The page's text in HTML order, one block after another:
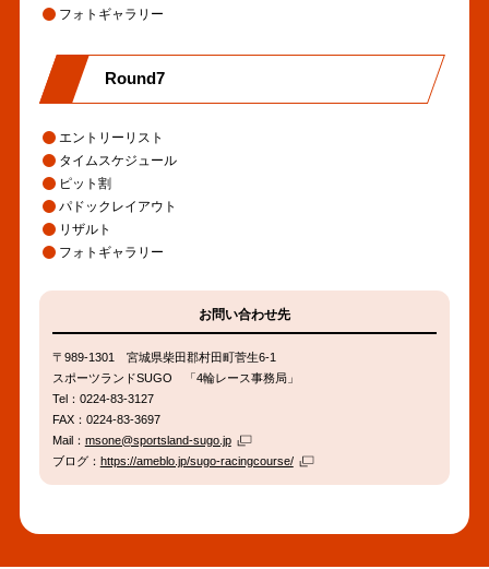
フォトギャラリー
Round7
エントリーリスト
タイムスケジュール
ピット割
パドックレイアウト
リザルト
フォトギャラリー
お問い合わせ先
〒989-1301 宮城県柴田郡村田町菅生6-1
スポーツランドSUGO 「4輪レース事務局」
Tel：0224-83-3127
FAX：0224-83-3697
Mail： msone@sportsland-sugo.jp
ブログ： https://ameblo.jp/sugo-racingcourse/